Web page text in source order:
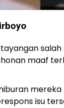
tayangan
maaf
isu